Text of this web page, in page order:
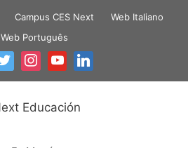
Campus CES Next
Web Italiano
Web Português